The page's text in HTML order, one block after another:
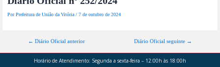
PorPrefeitura de União da Vitória/7 de outubro de 2024
← Diário Oficial anterior Diário Oficial seguinte →
Horário de Atendimento: Segunda a sexta-feira – 12:00h às 18:00h